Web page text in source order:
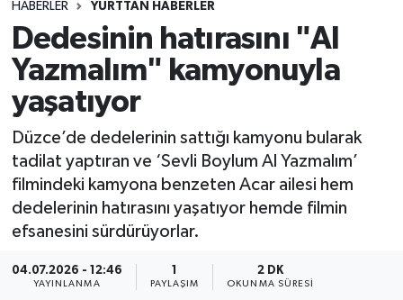
HABERLER YURTTAN HABERLER
Dedesinin hatırasını "Al
Yazmalım" kamyonuyla
yaşatıyor
Düzce’de dedelerinin sattığı kamyonu bularak
tadilat yaptıran ve ‘Sevli Boylum Al Yazmalım’
filmindeki kamyona benzeten Acar ailesi hem
dedelerinin hatırasını yaşatıyor hemde filmin
efsanesini sürdürüyorlar.
04.07.2026 - 12:46
YAYINLANMA
1
PAYLAŞIM
2 DK
OKUNMA SÜRESI
Süper Lig Puan Durumu ve Fikstür
Tüm Manşetler
Son Dakika Haberleri